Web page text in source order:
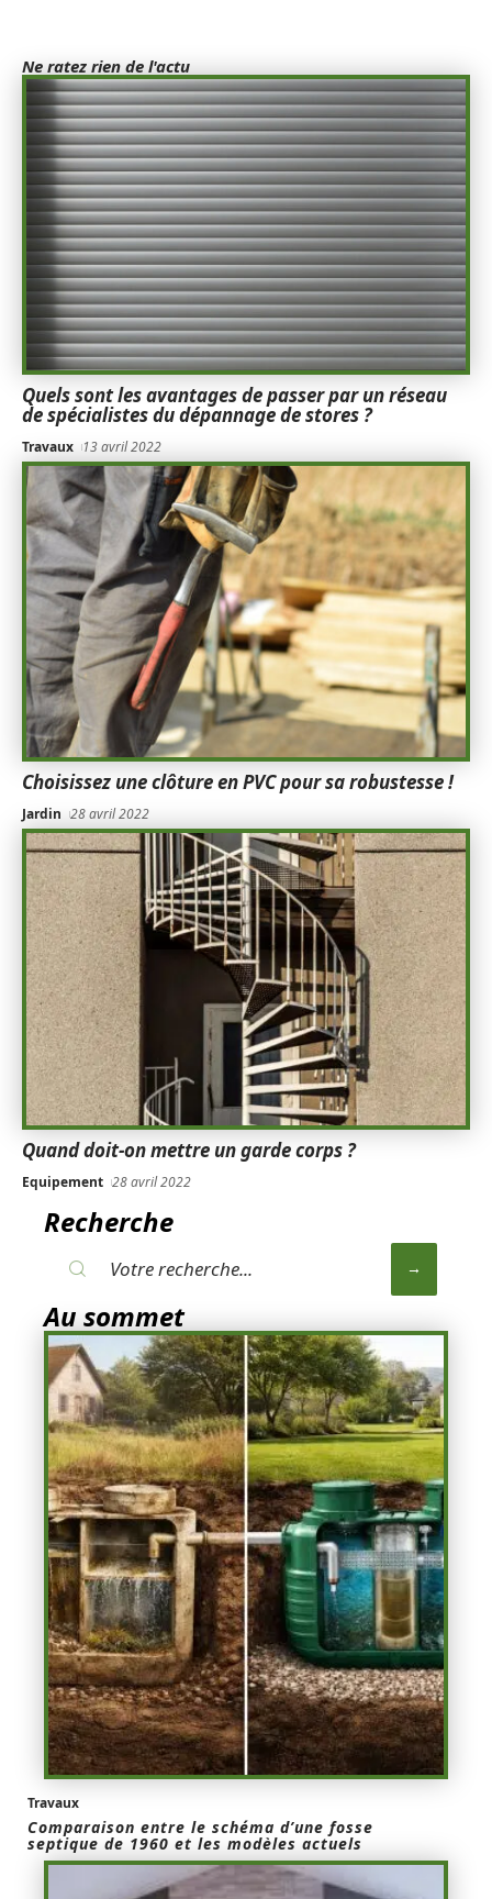
Ne ratez rien de l'actu
Quels sont les avantages de passer par un réseau
de spécialistes du dépannage de stores ?
Travaux 13 avril 2022
Choisissez une clôture en PVC pour sa robustesse !
Jardin 28 avril 2022
Quand doit-on mettre un garde corps ?
Equipement 28 avril 2022
Recherche
Au sommet
Travaux
Comparaison entre le schéma d’une fosse
septique de 1960 et les modèles actuels